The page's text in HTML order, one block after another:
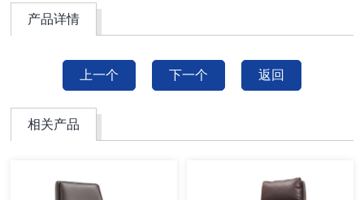
产品详情
上一个 下一个 返回
相关产品